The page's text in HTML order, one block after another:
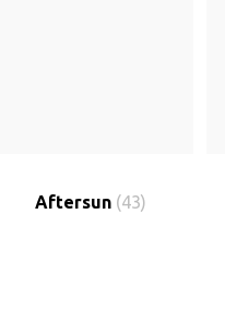
Aftersun (43)